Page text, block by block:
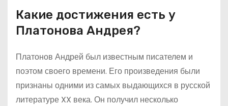
Какие достижения есть у
Платонова Андрея?
Платонов Андрей был известным писателем и
поэтом своего времени. Его произведения были
признаны одними из самых выдающихся в русской
литературе XX века. Он получил несколько